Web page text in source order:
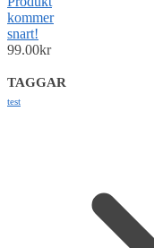
kommer
snart!
99.00kr
TAGGAR
test